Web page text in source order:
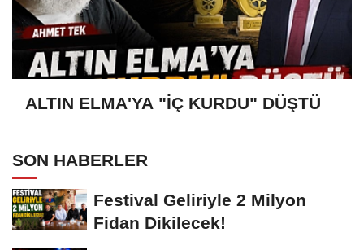
ALTIN ELMA'YA "İÇ KURDU" DÜŞTÜ
SON HABERLER
Festival Geliriyle 2 Milyon
Fidan Dikilecek!